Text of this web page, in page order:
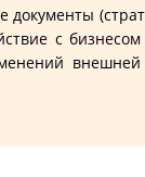
с